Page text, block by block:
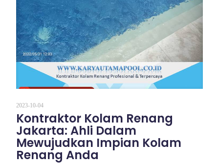
2023-10-04
Kontraktor Kolam Renang
Jakarta: Ahli Dalam
Mewujudkan Impian Kolam
Renang Anda